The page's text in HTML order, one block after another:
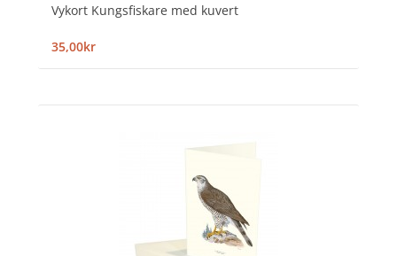
Vykort Kungsfiskare med kuvert
35,00kr